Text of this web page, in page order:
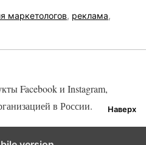
маркетологов, реклама,
Наверх
Facebook и Instagram,
в России.